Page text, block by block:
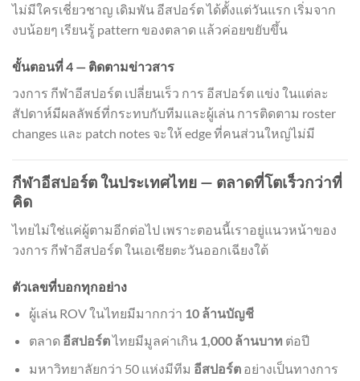
ไม่มีใครเชี่ยวชาญ เดิมพัน อีสปอร์ต ได้ตั้งแต่วันแรก เริ่มจาก
งบน้อยๆ เรียนรู้ pattern ของตลาด แล้วค่อยขยับขึ้น
ขั้นตอนที่ 4 — ติดตามข่าวสาร
วงการ กีฬาอีสปอร์ต เปลี่ยนเร็ว การ อีสปอร์ต แข่ง ในแต่ละ
สัปดาห์มีผลลัพธ์ที่กระทบกับทีมและผู้เล่น การติดตาม roster
changes และ patch notes จะให้ edge ที่คนส่วนใหญ่ไม่มี
กีฬาอีสปอร์ต ในประเทศไทย — ตลาดที่โตเร็วกว่าที่
คิด
ไทยไม่ใช่แค่ผู้ตามอีกต่อไป เพราะตอนนี้เราอยู่แนวหน้าของ
วงการ กีฬาอีสปอร์ต ในเอเชียตะวันออกเฉียงใต้
ตัวเลขที่บอกทุกอย่าง
ผู้เล่น ROV ในไทยมีมากกว่า 10 ล้านบัญชี
ตลาด อีสปอร์ตไทยมีมูลค่าเกิน 1,000 ล้านบาท ต่อปี
มหาวิทยาลัยกว่า 50 แห่งมีทีม อีสปอร์ตอย่างเป็นทางการ